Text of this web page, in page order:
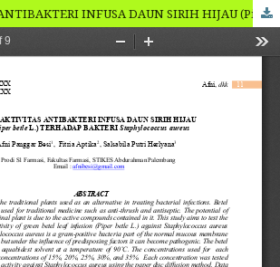
UJI AKTIVITAS ANTIBAKTERI INFUSA DAUN SIRIH HIJAU (Piper betle L.) TERHADAP BAKTERI Staphylococcus aureus